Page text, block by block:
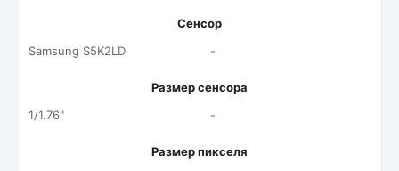
Сенсор
Samsung S5K2LD
-
Размер сенсора
1/1.76"
-
Размер пикселя